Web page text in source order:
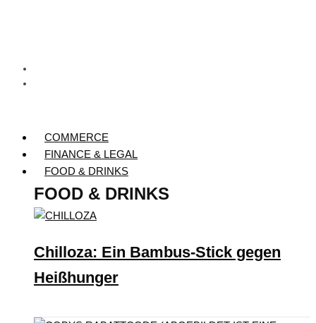
COMMERCE
FINANCE & LEGAL
FOOD & DRINKS
FOOD & DRINKS
Chilloza: Ein Bambus-Stick gegen
Heißhunger